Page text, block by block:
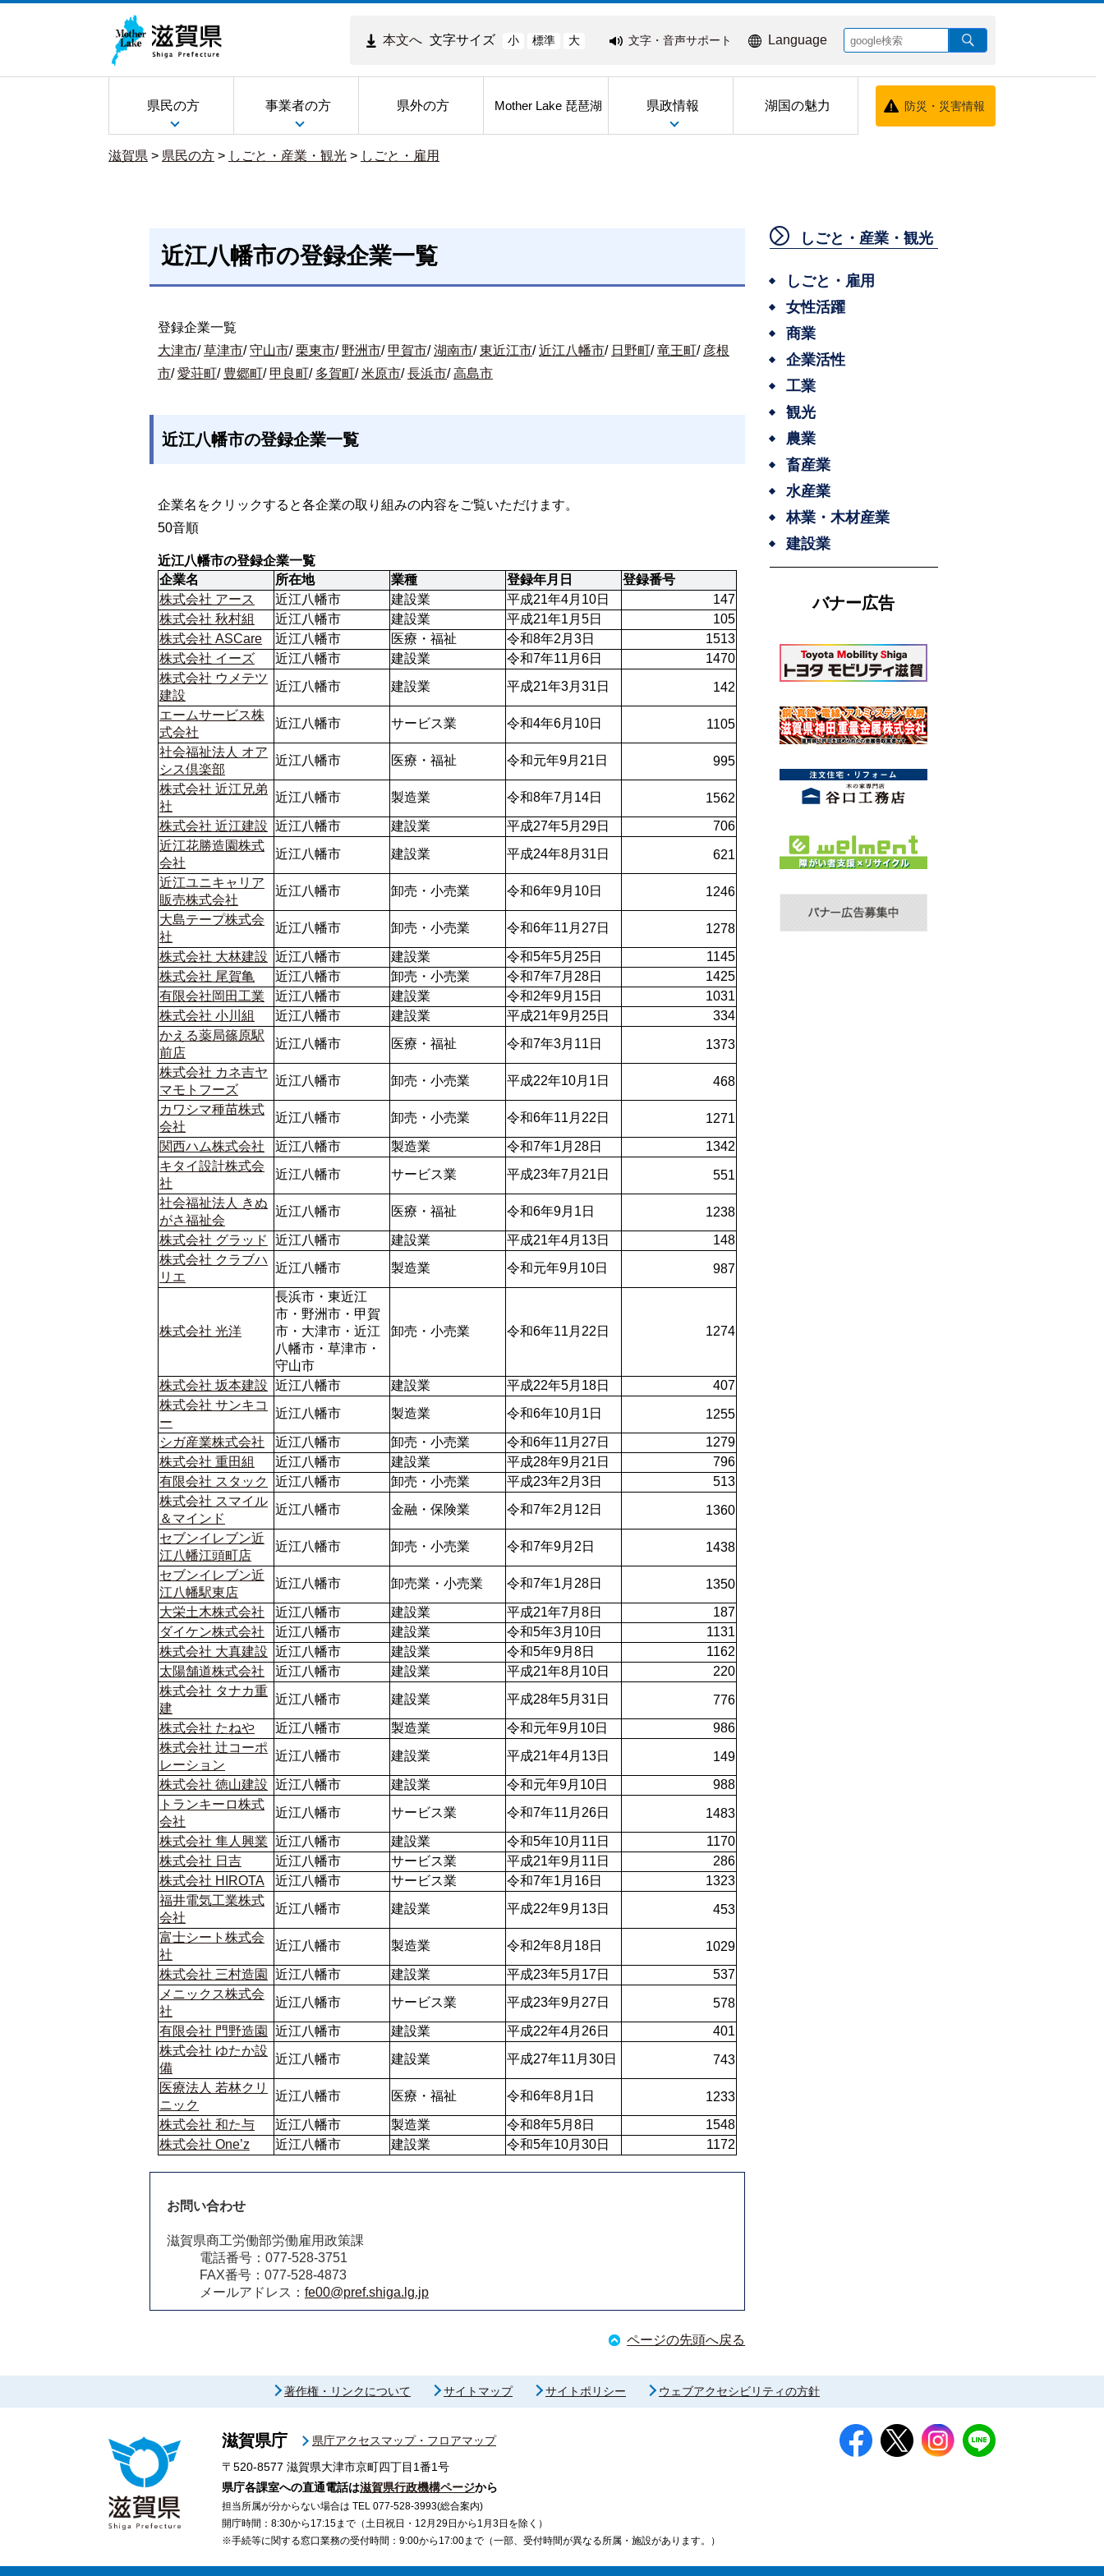
本文へ 文字サイズ 小 標準 大 文字・音声サポート Language
県民の方 事業者の方 県外の方 Mother Lake 琵琶湖 県政情報 湖国の魅力 防災・災害情報
滋賀県 > 県民の方 > しごと・産業・観光 > しごと・雇用
近江八幡市の登録企業一覧
登録企業一覧
大津市/草津市/守山市/栗東市/ 野洲市/ 甲賀市/湖南市/東近江市/近江八幡市/ 日野町/竜王町/ 彦根
市/愛荘町/ 豊郷町/ 甲良町/ 多賀町/米原市/長浜市/高島市
近江八幡市の登録企業一覧
企業名をクリックすると各企業の取り組みの内容をご覧いただけます。
50音順
近江八幡市の登録企業一覧
企業名
所在地 業種 登録年月日
登録番号
株式会社 アース
近江八幡市 建設業 平成21年4月10日
147
株式会社 秋村組
近江八幡市 建設業 平成21年1月5日
105
株式会社 ASCare
近江八幡市 医療・福祉 令和8年2月3日
1513
株式会社 イーズ
近江八幡市 建設業 令和7年11月6日
1470
株式会社 ウメテツ
建設
近江八幡市 建設業 平成21年3月31日
142
エームサービス株
式会社
近江八幡市 サービス業 令和4年6月10日
1105
社会福祉法人 オア
シス倶楽部
近江八幡市 医療・福祉 令和元年9月21日
995
株式会社 近江兄弟
社
近江八幡市 製造業 令和8年7月14日
1562
株式会社 近江建設 近江八幡市 建設業 平成27年5月29日
706
近江花勝造園株式
会社
近江八幡市 建設業 平成24年8月31日
621
近江ユニキャリア
販売株式会社
近江八幡市 卸売・小売業 令和6年9月10日
1246
大島テープ株式会
社
近江八幡市 卸売・小売業 令和6年11月27日
1278
株式会社 大林建設 近江八幡市 建設業 令和5年5月25日
1145
株式会社 尾賀亀
近江八幡市 卸売・小売業 令和7年7月28日
1425
有限会社岡田工業
近江八幡市 建設業 令和2年9月15日
1031
株式会社 小川組
近江八幡市 建設業 平成21年9月25日
334
かえる薬局篠原駅
前店
近江八幡市 医療・福祉 令和7年3月11日
1373
株式会社 カネ吉ヤ
マモトフーズ
近江八幡市 卸売・小売業 平成22年10月1日
468
カワシマ種苗株式
会社
近江八幡市 卸売・小売業 令和6年11月22日
1271
関西ハム株式会社
近江八幡市 製造業 令和7年1月28日
1342
キタイ設計株式会
社
近江八幡市 サービス業 平成23年7月21日
551
社会福祉法人 きぬ
がさ福祉会
近江八幡市 医療・福祉 令和6年9月1日
1238
株式会社 グラッド
近江八幡市 建設業 平成21年4月13日
148
株式会社 クラブハ
リエ
近江八幡市 製造業 令和元年9月10日 987
株式会社 光洋
長浜市・東近江
市・野洲市・甲賀
市・大津市・近江
八幡市・草津市・
守山市
卸売・小売業 令和6年11月22日 1274
株式会社 坂本建設 近江八幡市 建設業 平成22年5月18日
407
株式会社 サンキコ
ー
近江八幡市 製造業 令和6年10月1日
1255
シガ産業株式会社
近江八幡市 卸売・小売業 令和6年11月27日
1279
株式会社 重田組
近江八幡市 建設業 平成28年9月21日
796
有限会社 スタック
近江八幡市 卸売・小売業 平成23年2月3日
513
株式会社 スマイル
＆マインド
近江八幡市 金融・保険業 令和7年2月12日
1360
セブンイレブン近
江八幡江頭町店
近江八幡市 卸売・小売業 令和7年9月2日
1438
セブンイレブン近
江八幡駅東店
近江八幡市 卸売業・小売業 令和7年1月28日
1350
大栄土木株式会社
近江八幡市 建設業 平成21年7月8日
187
ダイケン株式会社
近江八幡市 建設業 令和5年3月10日
1131
株式会社 大真建設 近江八幡市 建設業 令和5年9月8日
1162
太陽舗道株式会社
近江八幡市 建設業 平成21年8月10日
220
株式会社 タナカ重
建
近江八幡市 建設業 平成28年5月31日
776
株式会社 たねや
近江八幡市 製造業 令和元年9月10日
986
株式会社 辻コーポ
レーション
近江八幡市 建設業 平成21年4月13日
149
株式会社 徳山建設 近江八幡市 建設業 令和元年9月10日
988
トランキーロ株式
会社
近江八幡市 サービス業 令和7年11月26日
1483
株式会社 隼人興業 近江八幡市 建設業 令和5年10月11日
1170
株式会社 日吉
近江八幡市 サービス業 平成21年9月11日
286
株式会社 HIROTA
近江八幡市 サービス業 令和7年1月16日
1323
福井電気工業株式
会社
近江八幡市 建設業 平成22年9月13日
453
富士シート株式会
社
近江八幡市 製造業 令和2年8月18日
1029
株式会社 三村造園
近江八幡市 建設業 平成23年5月17日
537
メニックス株式会
社
近江八幡市 サービス業 平成23年9月27日
578
有限会社 門野造園
近江八幡市 建設業 平成22年4月26日
401
株式会社 ゆたか設
備
近江八幡市 建設業 平成27年11月30日
743
医療法人 若林クリ
ニック
近江八幡市 医療・福祉 令和6年8月1日
1233
株式会社 和た与
近江八幡市 製造業 令和8年5月8日
1548
株式会社 One’z
近江八幡市 建設業 令和5年10月30日 1172
お問い合わせ
滋賀県商工労働部労働雇用政策課
電話番号：077-528-3751
FAX番号：077-528-4873
メールアドレス： fe00@pref.shiga.lg.jp
ページの先頭へ戻る
しごと・産業・観光
しごと・雇用
女性活躍
商業
企業活性
工業
観光
農業
畜産業
水産業
林業・木材産業
建設業
バナー広告
著作権・リンクについて サイトマップ サイトポリシー ウェブアクセシビリティの方針
滋賀県庁
県庁アクセスマップ・フロアマップ
〒520-8577 滋賀県大津市京町四丁目1番1号
県庁各課室への直通電話は滋賀県行政機構ページから
担当所属が分からない場合は TEL 077-528-3993(総合案内)
開庁時間：8:30から17:15まで（土日祝日・12月29日から1月3日を除く）
※手続等に関する窓口業務の受付時間：9:00から17:00まで（一部、受付時間が異なる所属・施設があります。）